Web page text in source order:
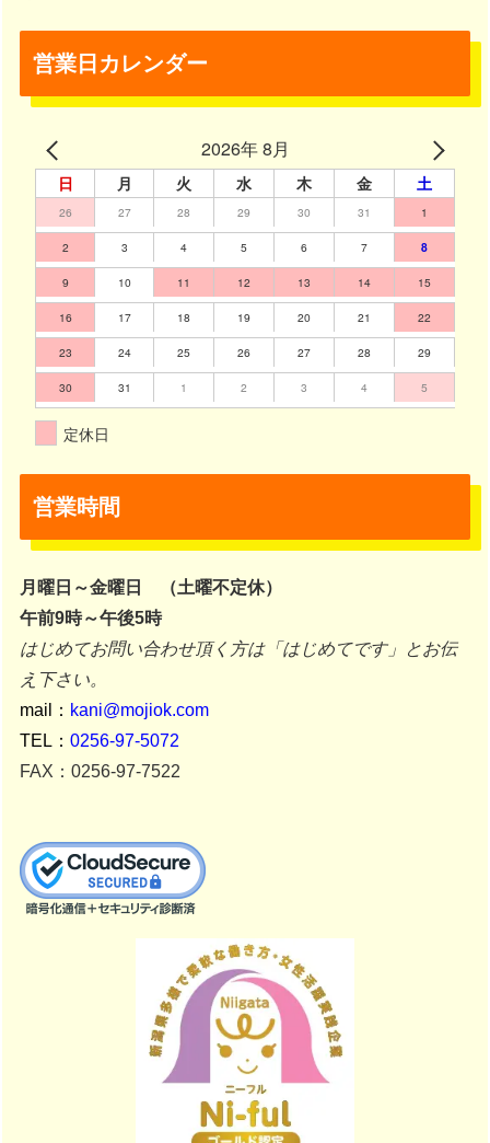
営業日カレンダー
2026年 8月
日 月 火 水 木 金 土
26 27 28 29 30 31 1
2 3 4 5 6 7 8
9 10 11 12 13 14 15
16 17 18 19 20 21 22
23 24 25 26 27 28 29
30 31 1 2 3 4 5
定休日
営業時間
月曜日～金曜日 （土曜不定休）
午前9時～午後5時
はじめてお問い合わせ頂く方は「はじめてです」とお伝
え下さい。
mail： kani@mojiok.com
TEL：0256-97-5072
FAX：0256-97-7522